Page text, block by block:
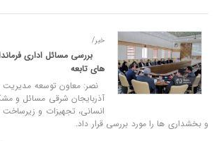
خبر/
بررسی مسائل اداری
های تابعه
نصر: معاون توسعه مدیریت
آذربایجان شرقی مسائل و
انسانی، تجهیزات و زیرساخت‌
و بخشداری‌ ها را مورد بررسی قرار داد.